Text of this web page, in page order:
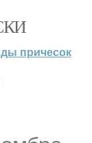
причесок